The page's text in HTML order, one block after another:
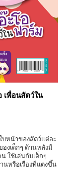
เพื่อนสัตว์ใน
หน้าของสัตว์แต่ละ
งเด็กๆ ด้านหลังมี
ใช้เล่นกับเด็กๆ
นหรือเรื่องที่แต่งขึ้น